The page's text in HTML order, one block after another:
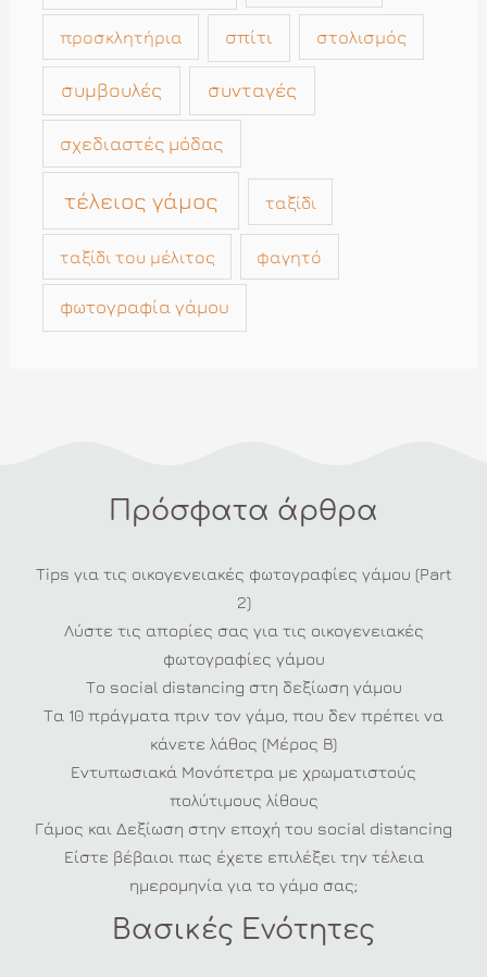
προσκλητήρια σπίτι στολισμός
συμβουλές συνταγές
σχεδιαστές μόδας
τέλειος γάμος ταξίδι
ταξίδι του μέλιτος φαγητό
φωτογραφία γάμου
Πρόσφατα άρθρα
Tips για τις οικογενειακές φωτογραφίες γάμου (Part
2)
Λύστε τις απορίες σας για τις οικογενειακές
φωτογραφίες γάμου
Το social distancing στη δεξίωση γάμου
Τα 10 πράγματα πριν τον γάμο, που δεν πρέπει να
κάνετε λάθος (Μέρος Β)
Εντυπωσιακά Μονόπετρα με χρωματιστούς
πολύτιμους λίθους
Γάμος και Δεξίωση στην εποχή του social distancing
Είστε βέβαιοι πως έχετε επιλέξει την τέλεια
ημερομηνία για το γάμο σας;
Βασικές Ενότητες